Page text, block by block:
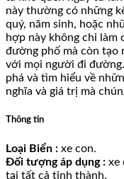
này thường có những
quý, năm sinh, hoặc
hợp này không chỉ làm
đường phố mà còn tạo
với mọi người đi
phá và tìm hiểu về
nghĩa và giá trị mà
Thông tin
Loại Biển : xe con.
Đối tượng áp dụng : xe
tại tất cả tỉnh thành.